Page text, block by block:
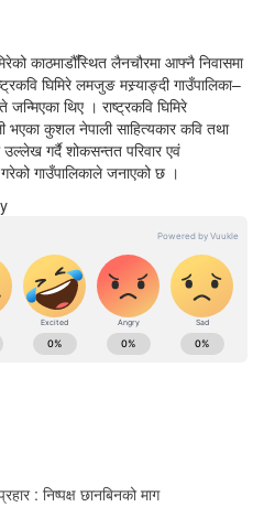
काठमाडौँस्थित लैनचौरमा आफ्नै निवासमा
घिमिरे लमजुङ मस्र्याङ्दी गाउँपालिका–
थिए । राष्ट्रकवि घिमिरे
भएका कुशल नेपाली साहित्यकार कवि तथा
गर्दै शोकसन्तत परिवार एवं
गाउँपालिकाले जनाएको छ ।
: निष्पक्ष छानबिनको माग